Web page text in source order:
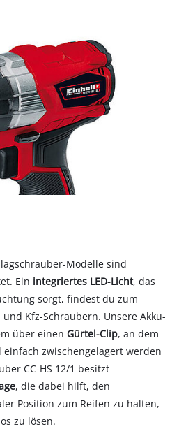
Modelle sind
Ein integriertes LED-Licht, das
sorgt, findest du zum
Kfz-Schraubern. Unsere Akku-
über einenGürtel-Clip, an dem
zwischengelagert werden
CC-HS 12/1 besitzt
, die dabei hilft, den
Position zum Reifen zu halten,
zu lösen.